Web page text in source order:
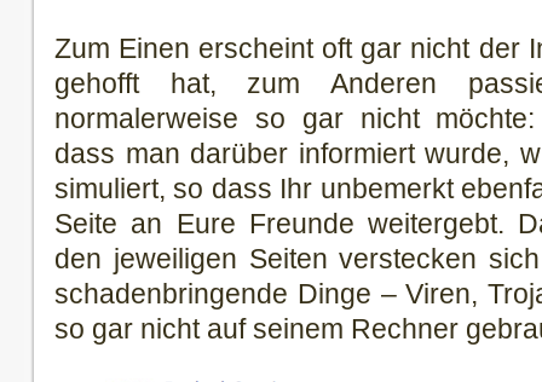
Zum Einen erscheint oft gar nicht der
gehofft hat, zum Anderen
normalerweise so gar nicht
dass man darüber informiert wurde,
simuliert, so dass Ihr unbemerkt
Seite an Eure Freunde weitergebt.
den jeweiligen Seiten verstecken
schadenbringende Dinge – Viren,
so gar nicht auf seinem Rechner